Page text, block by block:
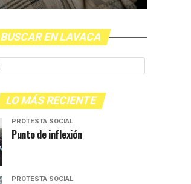
BUSCAR EN LAVACA
LO MÁS RECIENTE
PROTESTA SOCIAL
Punto de inflexión
PROTESTA SOCIAL